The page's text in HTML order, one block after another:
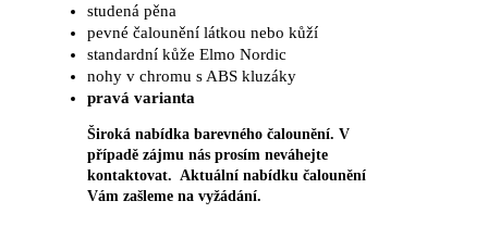
studená pěna
pevné čalounění látkou nebo kůží
standardní kůže Elmo Nordic
nohy v chromu s ABS kluzáky
pravá varianta
Široká nabídka barevného čalounění. V
případě zájmu nás prosím neváhejte
kontaktovat. Aktuální nabídku čalounění
Vám zašleme na vyžádání.